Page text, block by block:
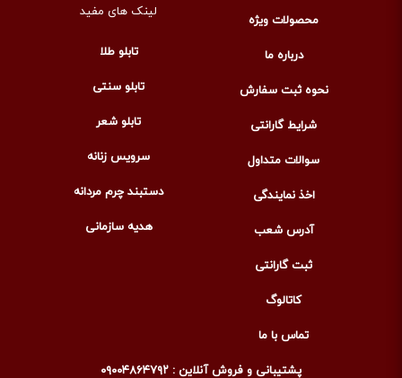
محصولات ویژه
درباره ما
نحوه ثبت سفارش
شرایط گارانتی
سوالات متداول
اخذ نمایندگی
آدرس شعب
ثبت گارانتی
کاتالوگ
تماس با ما
لینک های مفید
تابلو طلا
تابلو سنتی
تابلو شعر
سرویس زنانه
دستبند چرم مردانه
هدیه سازمانی
پشتیبانی و فروش آنلاین : ۰۹۰۰۴۸۶۴۷۹۲